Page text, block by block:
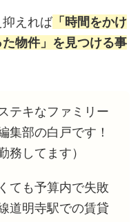
えれば 「時間をかけ
物件」を見つける事
テキなファミリー
集部の白戸です！
務してます）
ても予算内で失敗
道明寺駅での賃貸